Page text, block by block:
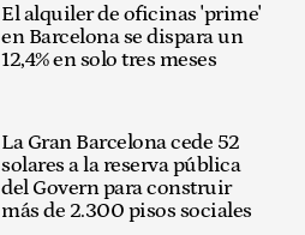
El alquiler de oficinas 'prime'
en Barcelona se dispara un
12,4% en solo tres meses
La Gran Barcelona cede 52
solares a la reserva pública
del Govern para construir
más de 2.300 pisos sociales